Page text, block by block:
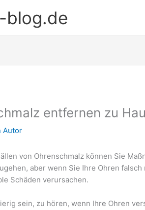
blog.de
entfernen zu
Autor
von Ohrenschmalz können Sie
aber wenn Sie Ihre Ohren
Schäden verursachen.
sein, zu hören, wenn Ihre Ohren